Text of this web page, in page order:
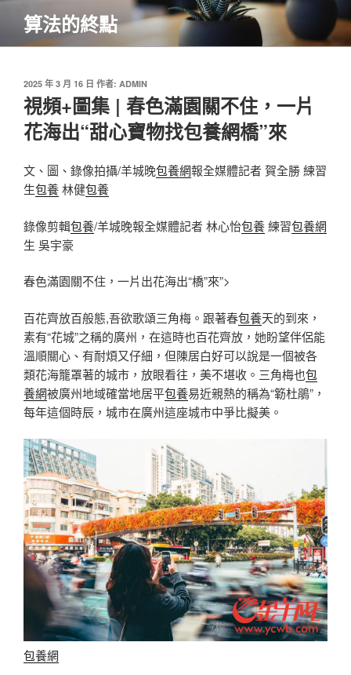
主
算法的終點
發
佈
於
2025 年 3 月 16 日 作者: ADMIN
視頻+圖集 | 春色滿園關不住，一片
花海出“甜心寶物找包養網橋”來
文、圖、錄像拍攝/羊城晚包養網報全媒體記者 賀全勝 練習
生包養林健包養
錄像剪輯包養/羊城晚報全媒體記者 林心怡包養練習包養網
生 吳宇豪
春色滿園關不住，一片出花海出“橋”來”>
百花齊放百般態,吾欲歌頌三角梅。跟著春包養天的到來，
素有“花城”之稱的廣州，在這時也百花齊放，她盼望伴侶能
溫順關心、有耐煩又仔細，但陳居白好可以說是一個被各
類花海籠罩著的城市，放眼看往，美不堪收。三角梅也包
養網被廣州地域確當地居平包養易近親熱的稱為“簕杜鵑”，
每年這個時辰，城市在廣州這座城市中爭比擬美。
包養網